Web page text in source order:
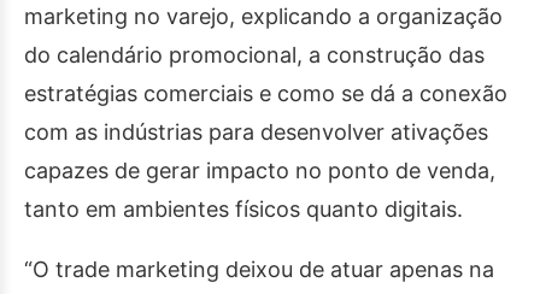
marketing no varejo, explicando a organização
do calendário promocional, a construção das
estratégias comerciais e como se dá a conexão
com as indústrias para desenvolver ativações
capazes de gerar impacto no ponto de venda,
tanto em ambientes físicos quanto digitais.
“O trade marketing deixou de atuar apenas na